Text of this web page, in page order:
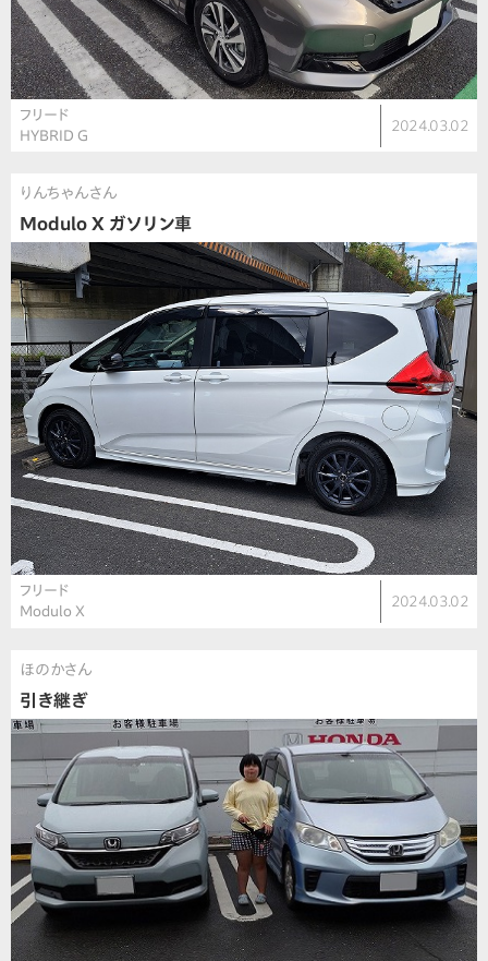
フリード
HYBRID G
2024.03.02
りんちゃんさん
Modulo X ガソリン車
フリード
Modulo X
2024.03.02
ほのかさん
引き継ぎ